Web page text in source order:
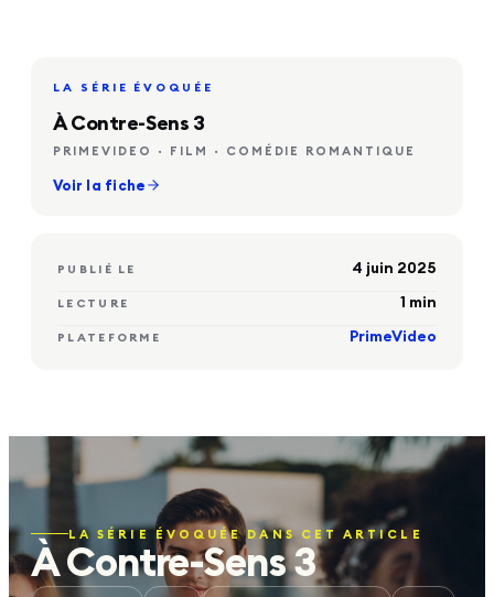
LA SÉRIE ÉVOQUÉE
À Contre-Sens 3
PRIMEVIDEO · FILM · COMÉDIE ROMANTIQUE
Voir la fiche
PUBLIÉ LE 4 juin 2025
LECTURE 1 min
PLATEFORME PrimeVideo
LA SÉRIE ÉVOQUÉE DANS CET ARTICLE
À Contre-Sens 3